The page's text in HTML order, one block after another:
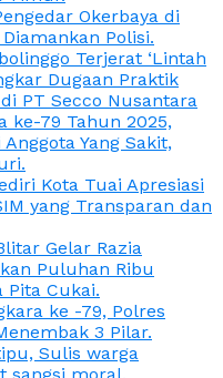
Okerbaya di
Polisi.
Terjerat ‘Lintah
Dugaan Praktik
PT Secco Nusantara
ke-79 Tahun 2025,
Yang Sakit,
Kota Tuai Apresiasi
yang Transparan dan
Gelar Razia
Puluhan Ribu
Pita Cukai.
ke -79, Polres
3 Pilar.
Sulis warga